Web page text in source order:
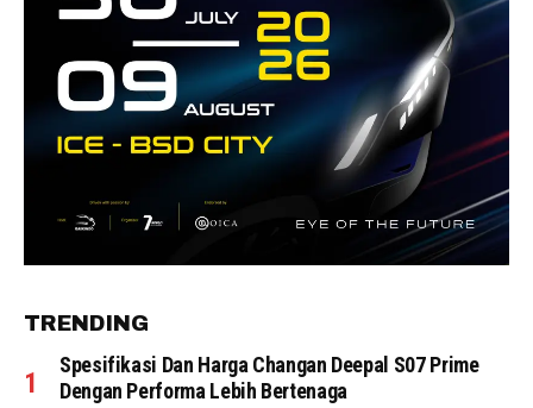
TRENDING
Spesifikasi Dan Harga Changan Deepal S07 Prime
Dengan Performa Lebih Bertenaga